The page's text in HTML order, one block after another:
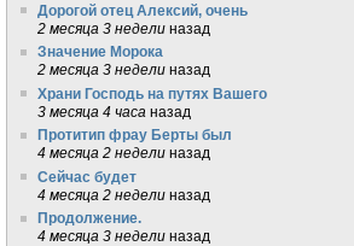
Дорогой отец Алексий, очень
2 месяца 3 недели назад
Значение Морока
2 месяца 3 недели назад
Храни Господь на путях Вашего
3 месяца 4 часа назад
Протитип фрау Берты был
4 месяца 2 недели назад
Сейчас будет
4 месяца 2 недели назад
Продолжение.
4 месяца 3 недели назад